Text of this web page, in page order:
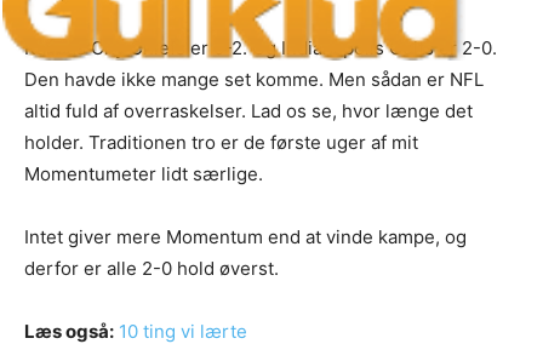
Kansas City Chiefs er 0-2. Og Indianapolis Colts er 2-0.
Den havde ikke mange set komme. Men sådan er NFL
altid fuld af overraskelser. Lad os se, hvor længe det
holder. Traditionen tro er de første uger af mit
Momentumeter lidt særlige.
Intet giver mere Momentum end at vinde kampe, og
derfor er alle 2-0 hold øverst.
Læs også: 10 ting vi lærte